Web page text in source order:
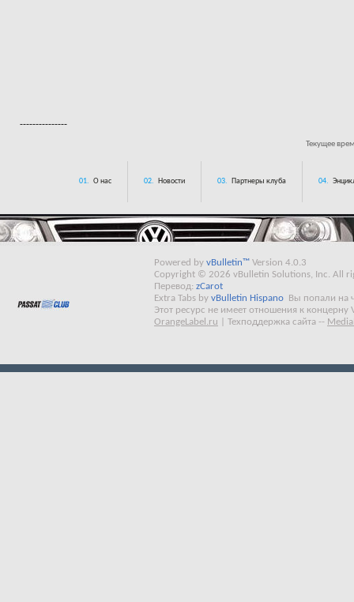
---------------
Текущее
01. О нас 02. Новости 03. Партнеры клуба 04.
Powered by vBulletin™ Version 4.0.3
Copyright © 2026 vBulletin Solutions, Inc. All
Перевод: zCarot
Extra Tabs by vBulletin Hispano
Вы попали на
Этот ресурс не имеет отношения к концерну
OrangeLabel.ru
Техподдержка сайта --